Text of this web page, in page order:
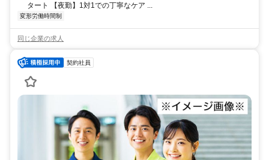
タート 【夜勤】1対1での丁寧なケア ...
変形労働時間制
同じ企業の求人
契約社員